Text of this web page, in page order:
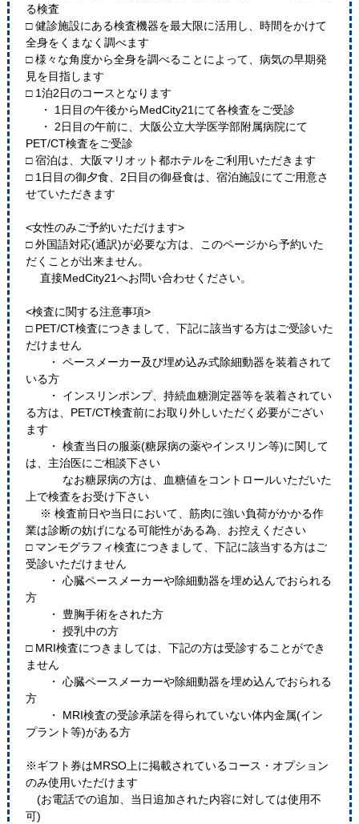
る検査
□ 健診施設にある検査機器を最大限に活用し、時間をかけて
全身をくまなく調べます
□ 様々な角度から全身を調べることによって、病気の早期発
見を目指します
□ 1泊2日のコースとなります
・ 1日目の午後からMedCity21にて各検査をご受診
・ 2日目の午前に、大阪公立大学医学部附属病院にて
PET/CT検査をご受診
□ 宿泊は、大阪マリオット都ホテルをご利用いただきます
□ 1日目の御夕食、2日目の御昼食は、宿泊施設にてご用意さ
せていただきます
<女性のみご予約いただけます>
□ 外国語対応(通訳)が必要な方は、このページから予約いた
だくことが出来ません。
直接MedCity21へお問い合わせください。
<検査に関する注意事項>
□ PET/CT検査につきまして、下記に該当する方はご受診いた
だけません
・ ペースメーカー及び埋め込み式除細動器を装着されて
いる方
・ インスリンポンプ、持続血糖測定器等を装着されてい
る方は、PET/CT検査前にお取り外しいただく必要がござい
ます
・ 検査当日の服薬(糖尿病の薬やインスリン等)に関して
は、主治医にご相談下さい
なお糖尿病の方は、血糖値をコントロールいただいた
上で検査をお受け下さい
※ 検査前日や当日において、筋肉に強い負荷がかかる作
業は診断の妨げになる可能性がある為、お控えください
□ マンモグラフィ検査につきまして、下記に該当する方はご
受診いただけません
・ 心臓ペースメーカーや除細動器を埋め込んでおられる
方
・ 豊胸手術をされた方
・ 授乳中の方
□ MRI検査につきましては、下記の方は受診することができ
ません
・ 心臓ペースメーカーや除細動器を埋め込んでおられる
方
・ MRI検査の受診承諾を得られていない体内金属(イン
プラント等)がある方
※ギフト券はMRSO上に掲載されているコース・オプション
のみ使用いただけます
(お電話での追加、当日追加された内容に対しては使用不
可)